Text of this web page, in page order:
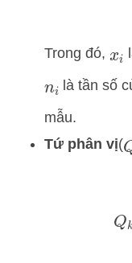
Trong đó, xi
ni là tần số
mẫu.
Tứ phân vị(